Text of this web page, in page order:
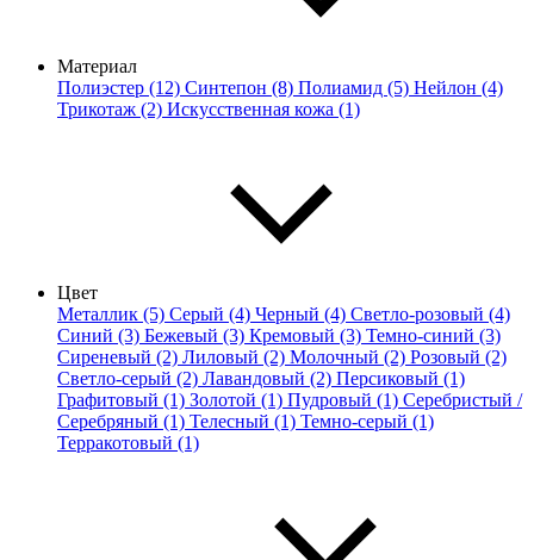
Материал
Полиэстер (12) Синтепон (8) Полиамид (5) Нейлон (4)
Трикотаж (2) Искусственная кожа (1)
Цвет
Металлик (5) Серый (4) Черный (4) Светло-розовый (4)
Синий (3) Бежевый (3) Кремовый (3) Темно-синий (3)
Сиреневый (2) Лиловый (2) Молочный (2) Розовый (2)
Светло-серый (2) Лавандовый (2) Персиковый (1)
Графитовый (1) Золотой (1) Пудровый (1) Серебристый /
Серебряный (1) Телесный (1) Темно-серый (1)
Терракотовый (1)